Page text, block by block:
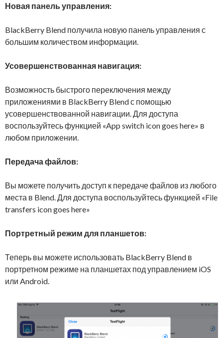
Новая панель управления:
BlackBerry Blend получила новую панель управления с
большим количеством информации.
Усовершенствованная навигация:
Возможность быстрого переключения между
приложениями в BlackBerry Blend с помощью
усовершенствованной навигации. Для доступа
воспользуйтесь функцией «App switch icon goes here» в
любом приложении.
Передача файлов:
Вы можете получить доступ к передаче файлов из любого
места в Blend. Для доступа воспользуйтесь функцией «File
transfers icon goes here»
Портретный режим для планшетов:
Теперь вы можете использовать BlackBerry Blend в
портретном режиме на планшетах под управлением iOS
или Android.